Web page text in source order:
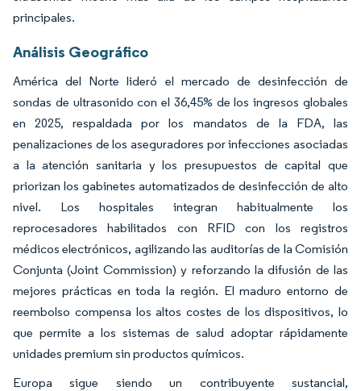
principales.
Análisis Geográfico
América del Norte lideró el mercado de desinfección de
sondas de ultrasonido con el 36,45% de los ingresos globales
en 2025, respaldada por los mandatos de la FDA, las
penalizaciones de los aseguradores por infecciones asociadas
a la atención sanitaria y los presupuestos de capital que
priorizan los gabinetes automatizados de desinfección de alto
nivel. Los hospitales integran habitualmente los
reprocesadores habilitados con RFID con los registros
médicos electrónicos, agilizando las auditorías de la Comisión
Conjunta (Joint Commission) y reforzando la difusión de las
mejores prácticas en toda la región. El maduro entorno de
reembolso compensa los altos costes de los dispositivos, lo
que permite a los sistemas de salud adoptar rápidamente
unidades premium sin productos químicos.
Europa sigue siendo un contribuyente sustancial,